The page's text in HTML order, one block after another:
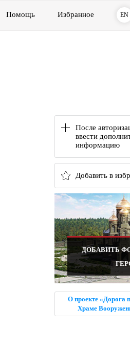
Помощь Избранное EN
После
ввести
информацию
Добавить в
ДОБАВИТЬ
О проекте «Дорога
Храме